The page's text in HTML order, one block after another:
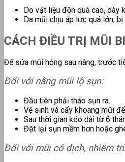
Do vật liệu độn quá cao, dày
Da mũi chịu áp lực quá lớn,
CÁCH ĐIỀU TRỊ MŨI
Để sửa mũi hỏng sau nâng, trước
Đối với nâng mũi lộ sụn:
Đầu tiên phải tháo sụn ra.
Vệ sinh và cấy khoang mũi
Sau thời gian kéo dài từ 6
Đặt lại sụn mềm hơn hoặc
Đối với mũi có dịch, nhiễm